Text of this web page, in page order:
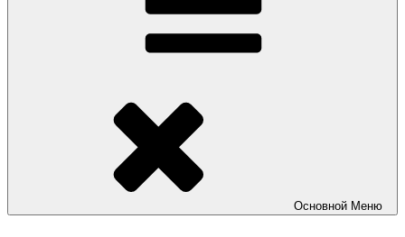
Основной Меню